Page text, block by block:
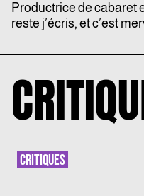
Productrice de cabaret
reste j’écris, et c’est
CRITIQUES